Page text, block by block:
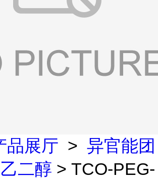
品展厅 > 异官能团
二醇 > TCO-PEG-